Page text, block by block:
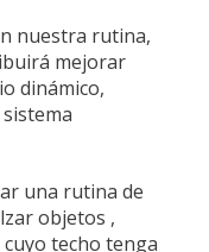
nuestra rutina,
mejorar
dinámico,
una rutina de
objetos ,
techo tenga